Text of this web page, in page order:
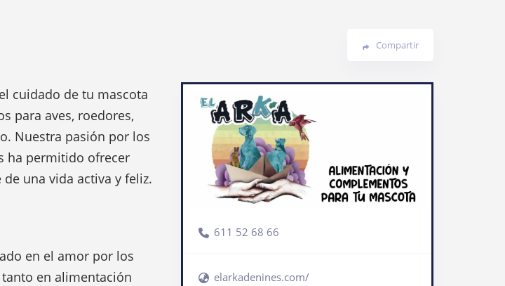
Compartir
cuidado de tu mascota
para aves, roedores,
Nuestra pasión por los
ha permitido ofrecer
una vida activa y feliz.
en el amor por los
en alimentación
611 52 68 66
elarkadenines.com/